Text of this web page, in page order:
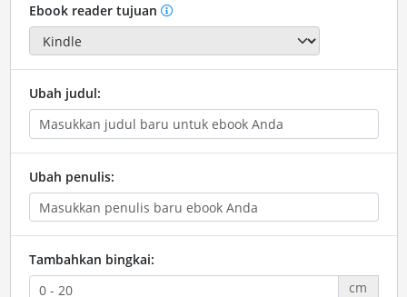
Ebook reader tujuan
Ubah judul:
Ubah penulis:
Tambahkan bingkai:
cm